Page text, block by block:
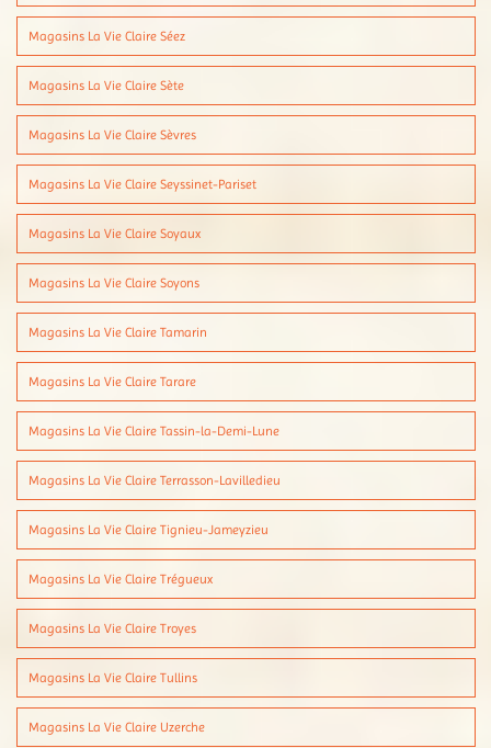
Magasins La Vie Claire Séez
Magasins La Vie Claire Sète
Magasins La Vie Claire Sèvres
Magasins La Vie Claire Seyssinet-Pariset
Magasins La Vie Claire Soyaux
Magasins La Vie Claire Soyons
Magasins La Vie Claire Tamarin
Magasins La Vie Claire Tarare
Magasins La Vie Claire Tassin-la-Demi-Lune
Magasins La Vie Claire Terrasson-Lavilledieu
Magasins La Vie Claire Tignieu-Jameyzieu
Magasins La Vie Claire Trégueux
Magasins La Vie Claire Troyes
Magasins La Vie Claire Tullins
Magasins La Vie Claire Uzerche